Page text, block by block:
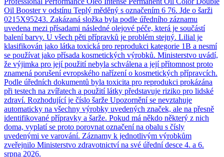
Oil Booster v odstínu Teplý měděný s označením 6 76. Jde o šarži
0215X95243. Zakázaná složka byla podle úředního záznamu
uvedena mezi přísadami následné olejové péče, která je součástí
balení barvy. U všech pěti přípravků je problém stejný. Lilial je
klasifikován jako látka toxická pro reprodukci kategorie 1B a nesmí
se používat jako přísada kosmetických výrobků. Ministerstvo uvádí,
že výjimka pro její použití nebyla schválena a její přítomnost proto
znamená porušení evropského nařízení o kosmetických přípravcích.
Podle úředních dokumentů byla toxicita pro reprodukci prokázána
při testech na zvířatech a použití látky představuje riziko pro lidské
zdraví. Rozhodující je číslo šarže Upozornění se nevztahuje
automaticky na všechny výrobky uvedených značek, ale na přesně
identifikované přípravky a šarže. Pokud má někdo některý z nich
doma, vyplatí se proto porovnat označení na obalu s čísly
uvedenými ve varování. Záznamy k jednotlivým výrobkům
zveřejnilo Ministerstvo zdravotnictví na své úřední desce 4. a 6.
srpna 2026.